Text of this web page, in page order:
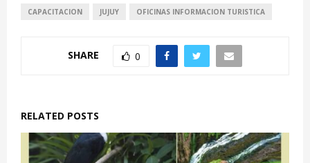
CAPACITACION JUJUY OFICINAS INFORMACION TURISTICA
SHARE 0
RELATED POSTS